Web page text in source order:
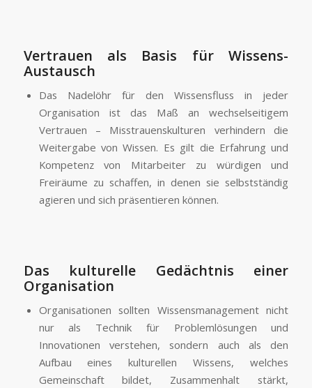
Vertrauen als Basis für Wissens-
Austausch
Das Nadelöhr für den Wissensfluss in jeder
Organisation ist das Maß an wechselseitigem
Vertrauen – Misstrauenskulturen verhindern die
Weitergabe von Wissen. Es gilt die Erfahrung und
Kompetenz von Mitarbeiter zu würdigen und
Freiräume zu schaffen, in denen sie selbstständig
agieren und sich präsentieren können.
Das kulturelle Gedächtnis einer
Organisation
Organisationen sollten Wissensmanagement nicht
nur als Technik für Problemlösungen und
Innovationen verstehen, sondern auch als den
Aufbau eines kulturellen Wissens, welches
Gemeinschaft bildet, Zusammenhalt stärkt,